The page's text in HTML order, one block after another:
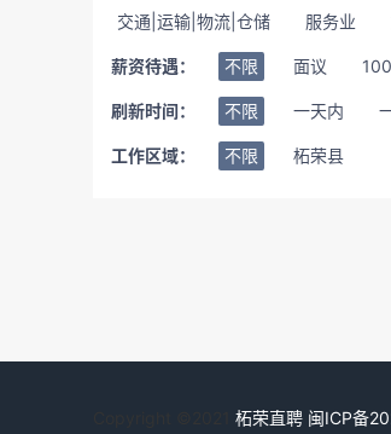
交通|运输|物流|仓储
服务业
薪资待遇： 不限 面议
刷新时间： 不限 一天内
工作区域： 不限 柘荣县
柘荣直聘 闽ICP备